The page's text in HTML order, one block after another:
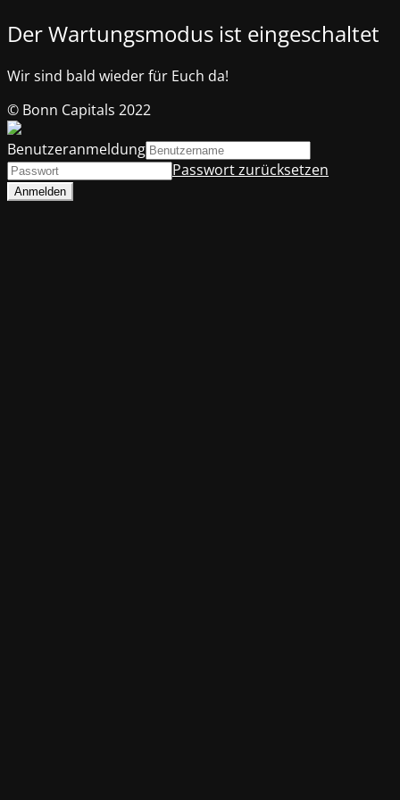
Der Wartungsmodus ist eingeschaltet
Wir sind bald wieder für Euch da!
© Bonn Capitals 2022
Benutzeranmeldung
Passwort zurücksetzen